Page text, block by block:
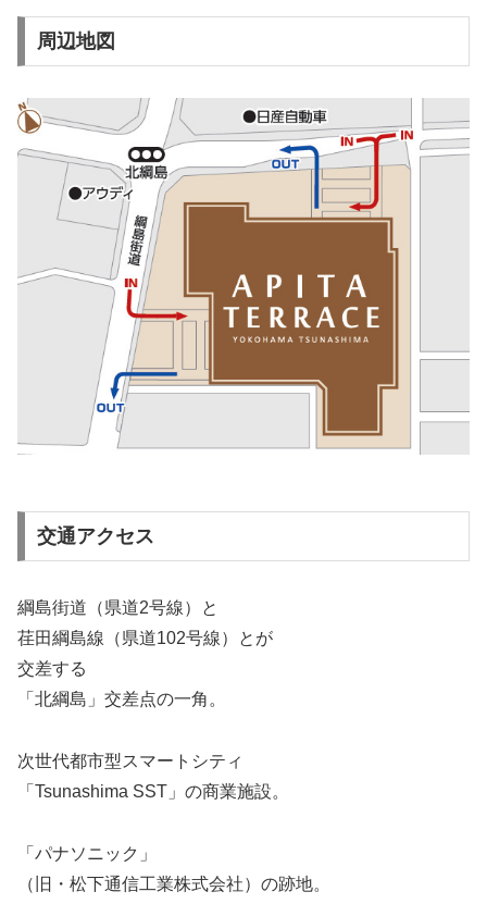
周辺地図
交通アクセス
綱島街道（県道2号線）と
荏田綱島線（県道102号線）とが
交差する
「北綱島」交差点の一角。
次世代都市型スマートシティ
「Tsunashima SST」の商業施設。
「パナソニック」
（旧・松下通信工業株式会社）の跡地。